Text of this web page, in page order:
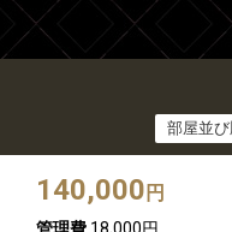
140,000 円